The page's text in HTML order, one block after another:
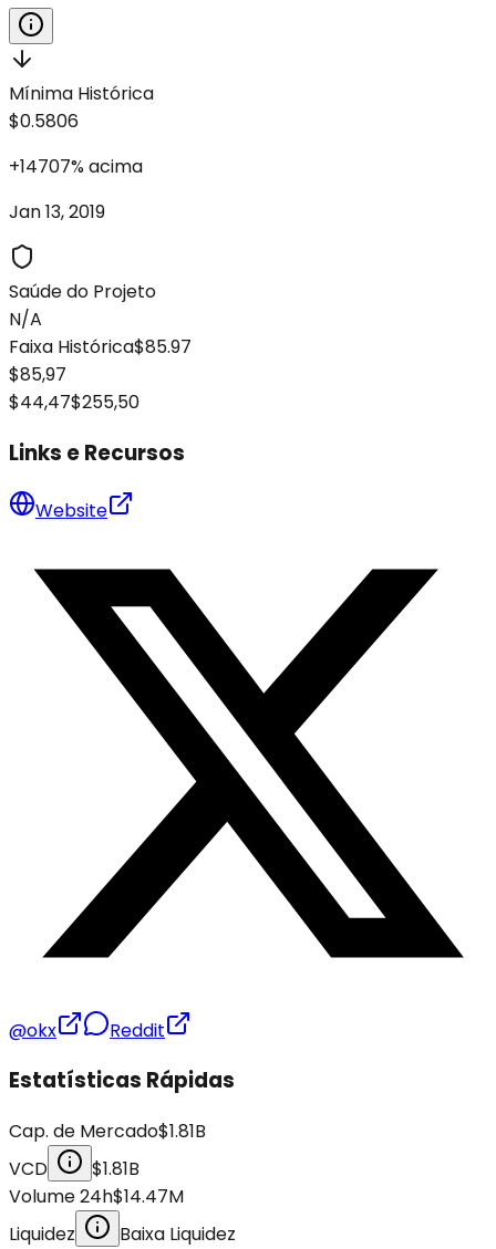
Mínima Histórica
$0.5806
+14707% acima
Jan 13, 2019
Saúde do Projeto
N/A
Faixa Histórica$85.97
$85,97
$44,47$255,50
Links e Recursos
Website
@okx Reddit
Estatísticas Rápidas
Cap. de Mercado$1.81B
VCD
$1.81B
Volume 24h$14.47M
Liquidez
Baixa Liquidez